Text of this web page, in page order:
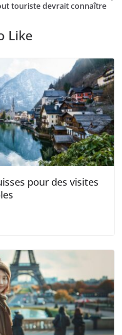
touriste devrait connaître
Like
pour des visites